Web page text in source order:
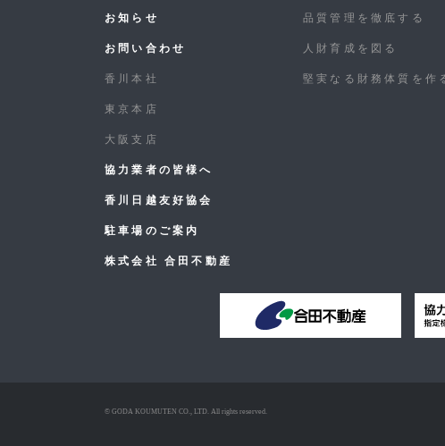
お知らせ
お問い合わせ
香川本社
東京本店
大阪支店
協力業者の皆様へ
香川日越友好協会
駐車場のご案内
株式会社 合田不動産
品質管理を徹底する
人財育成を図る
堅実なる財務体質を作
© GODA KOUMUTEN CO., LTD. All rights reserved.